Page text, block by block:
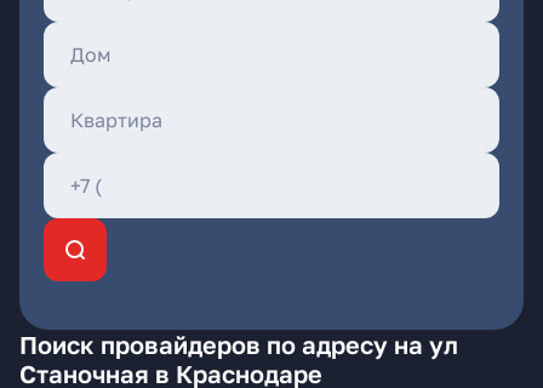
Поиск провайдеров по адресу на ул
Станочная в Краснодаре